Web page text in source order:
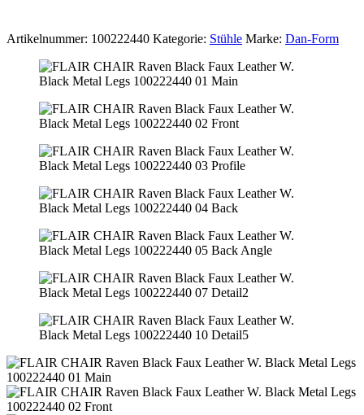
Artikelnummer: 100222440 Kategorie: Stühle Marke: Dan-Form